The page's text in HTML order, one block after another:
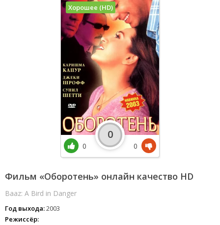
Фильм «Оборотень» онлайн качество HD
Baaz: A Bird in Danger
Год выхода:2003
Режиссёр:
Хорошее (HD)
0
0
0